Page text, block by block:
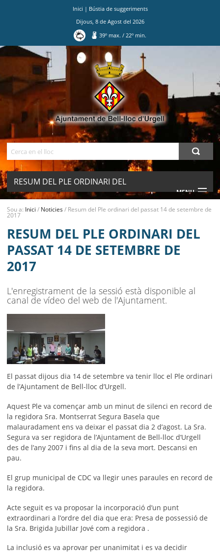
Inici | Bústia de suggeriments
Dijous, 8de Agostdel 2026
39º max./ 22º min.
RESUM DEL PLE ORDINARI DEL
PASSAT 14 DE SETEMBRE DE 2017
MENU
MUNICIPI
SEU ELECTRÒNICA
BELL-LLOC SOLUCIONA
Sou a: Inici / Noticies/ Resum del Ple ordinari del passat 14 de setembre de
2017
RESUM DEL PLE ORDINARI DEL
PASSAT 14 DE SETEMBRE DE
2017
L'enregistrament de la sessió està disponible al
canal de vídeo del web de l'Ajuntament.
El passat dijous dia 14 de setembre va tenir lloc el Ple ordinari
de l’Ajuntament de Bell-lloc d’Urgell.
Aquest Ple va començar amb un minut de silenci en record de
la regidora Sra. Montserrat Segura Basela que
malauradament ens va deixar el passat dia 2 d’agost. La Sra.
Segura va ser regidora de l’Ajuntament de Bell-lloc d’Urgell
des de l’any 2007 i fins al dia de la seva mort. Descansi en
pau.
El grup municipal de CDC va llegir unes paraules en record de
la regidora.
Acte seguit es va proposar la incorporació d’un punt
extraordinari a l’ordre del dia que era: Presa de possessió de
la Sra. Brigida Jubillar Jové com a regidora .
La inclusió es va aprovar per unanimitat i es va decidir